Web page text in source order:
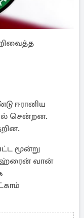
ஈரானிய
சென்றன.
மூன்று
வான்